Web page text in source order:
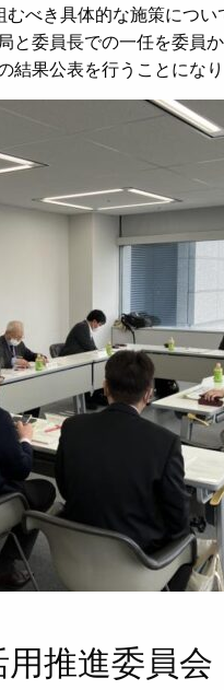
べき具体的な施策につ
と委員長での一任を委員
果公表を行うことになり
推進委員会